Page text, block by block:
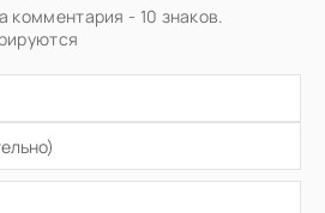
комментария - 10 знаков.